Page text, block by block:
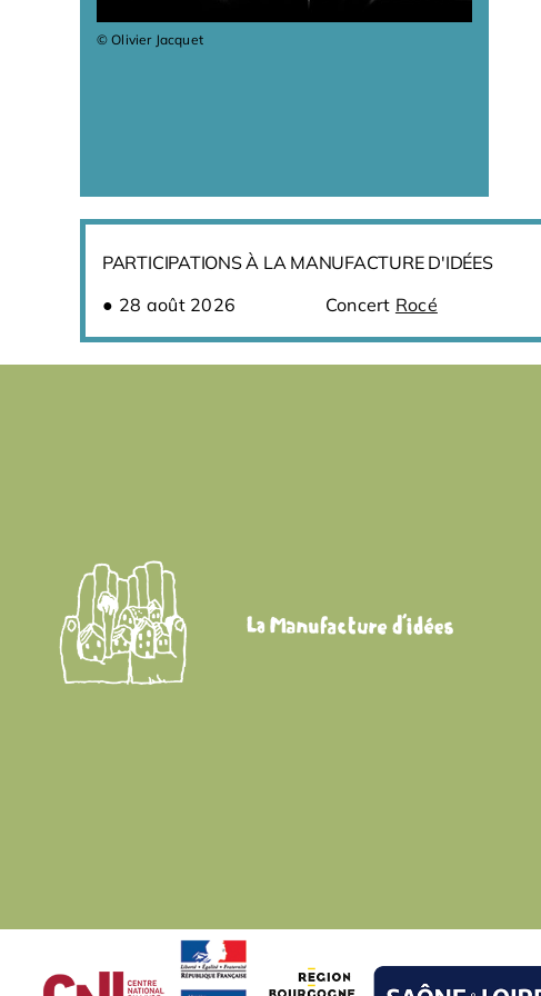
© Olivier Jacquet
PARTICIPATIONS À LA MANUFACTURE D'IDÉES
28 août 2026
Concert Rocé